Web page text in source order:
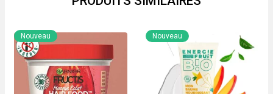
Nouveau Nouveau